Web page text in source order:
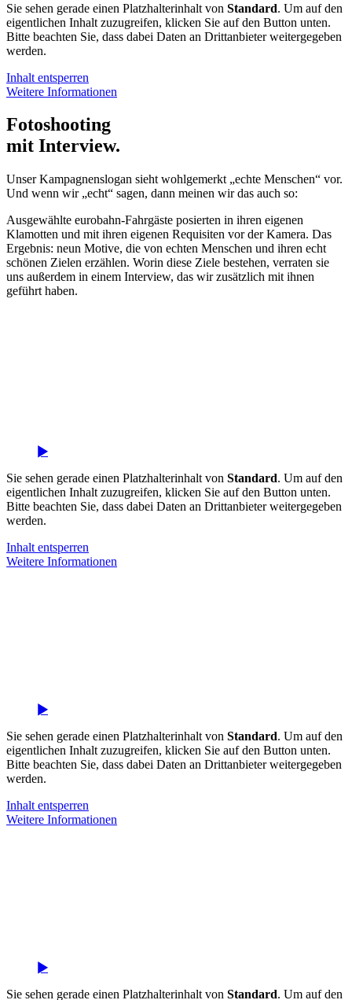
Sie sehen gerade einen Platzhalterinhalt von Standard. Um auf den
eigentlichen Inhalt zuzugreifen, klicken Sie auf den Button unten.
Bitte beachten Sie, dass dabei Daten an Drittanbieter weitergegeben
werden.
Inhalt entsperren
Weitere Informationen
Fotoshooting
mit Interview.
Unser Kampagnenslogan sieht wohlgemerkt „echte Menschen“ vor.
Und wenn wir „echt“ sagen, dann meinen wir das auch so:
Ausgewählte eurobahn-Fahrgäste posierten in ihren eigenen
Klamotten und mit ihren eigenen Requisiten vor der Kamera. Das
Ergebnis: neun Motive, die von echten Menschen und ihren echt
schönen Zielen erzählen. Worin diese Ziele bestehen, verraten sie
uns außerdem in einem Interview, das wir zusätzlich mit ihnen
geführt haben.
Sie sehen gerade einen Platzhalterinhalt von Standard. Um auf den
eigentlichen Inhalt zuzugreifen, klicken Sie auf den Button unten.
Bitte beachten Sie, dass dabei Daten an Drittanbieter weitergegeben
werden.
Inhalt entsperren
Weitere Informationen
Sie sehen gerade einen Platzhalterinhalt von Standard. Um auf den
eigentlichen Inhalt zuzugreifen, klicken Sie auf den Button unten.
Bitte beachten Sie, dass dabei Daten an Drittanbieter weitergegeben
werden.
Inhalt entsperren
Weitere Informationen
Sie sehen gerade einen Platzhalterinhalt von Standard. Um auf den